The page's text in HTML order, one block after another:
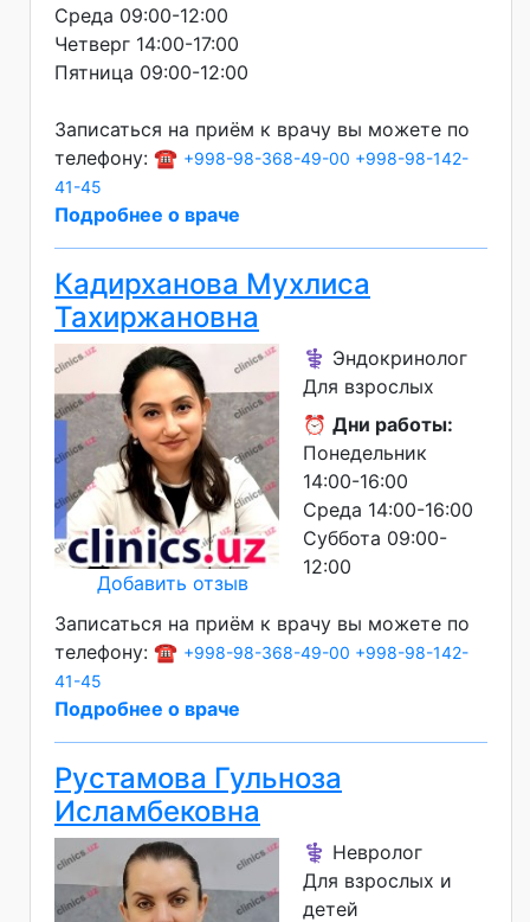
Среда 09:00-12:00
Четверг 14:00-17:00
Пятница 09:00-12:00
Записаться на приём к врачу вы можете по
телефону: ☎️ +998-98-368-49-00 +998-98-142-
41-45
Подробнее о враче
Кадирханова Мухлиса
Тахиржановна
Добавить отзыв
⚕️ Эндокринолог
Для взрослых
⏰ Дни работы:
Понедельник
14:00-16:00
Среда 14:00-16:00
Суббота 09:00-
12:00
Записаться на приём к врачу вы можете по
телефону: ☎️ +998-98-368-49-00 +998-98-142-
41-45
Подробнее о враче
Рустамова Гульноза
Исламбековна
⚕️ Невролог
Для взрослых и
детей